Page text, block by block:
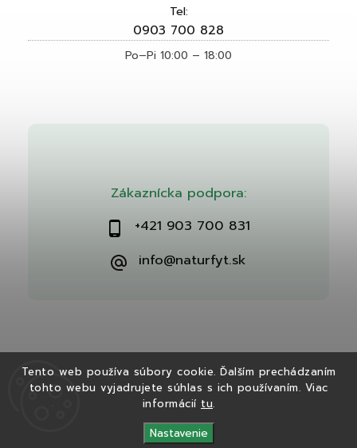
Tento web používa súbory cookie. Ďalším prechádzaním
tohto webu vyjadrujete súhlas s ich používaním. Viac
informácií tu.
Nastavenie
Zákaznícka podpora:
+421 903 700 831
info@naturfyt.sk
Tel:
0903 700 828
Po–Pi 10:00 – 18:00
Copyright 2026Naturfyt.sk. Všetky práva vyhradené.
| Design